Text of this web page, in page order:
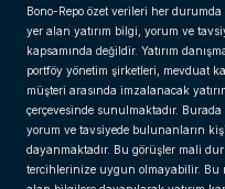
Bono-Repo özet verileri her
yer alan yatırım bilgi, yorum ve
kapsamında değildir. Yatırım
portföy yönetim şirketleri, mevduat
müşteri arasında imzalanacak
çerçevesinde sunulmaktadır.
yorum ve tavsiyede bulunanların
dayanmaktadır. Bu görüşler mali
tercihlerinize uygun olmayabilir. Bu